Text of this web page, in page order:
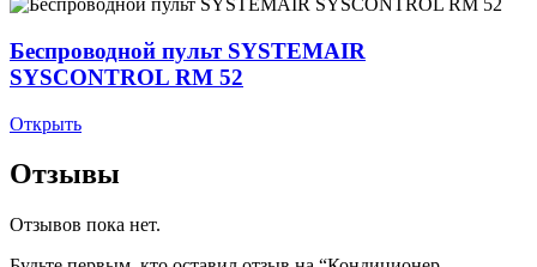
Беспроводной пульт SYSTEMAIR
SYSCONTROL RM 52
Открыть
Отзывы
Отзывов пока нет.